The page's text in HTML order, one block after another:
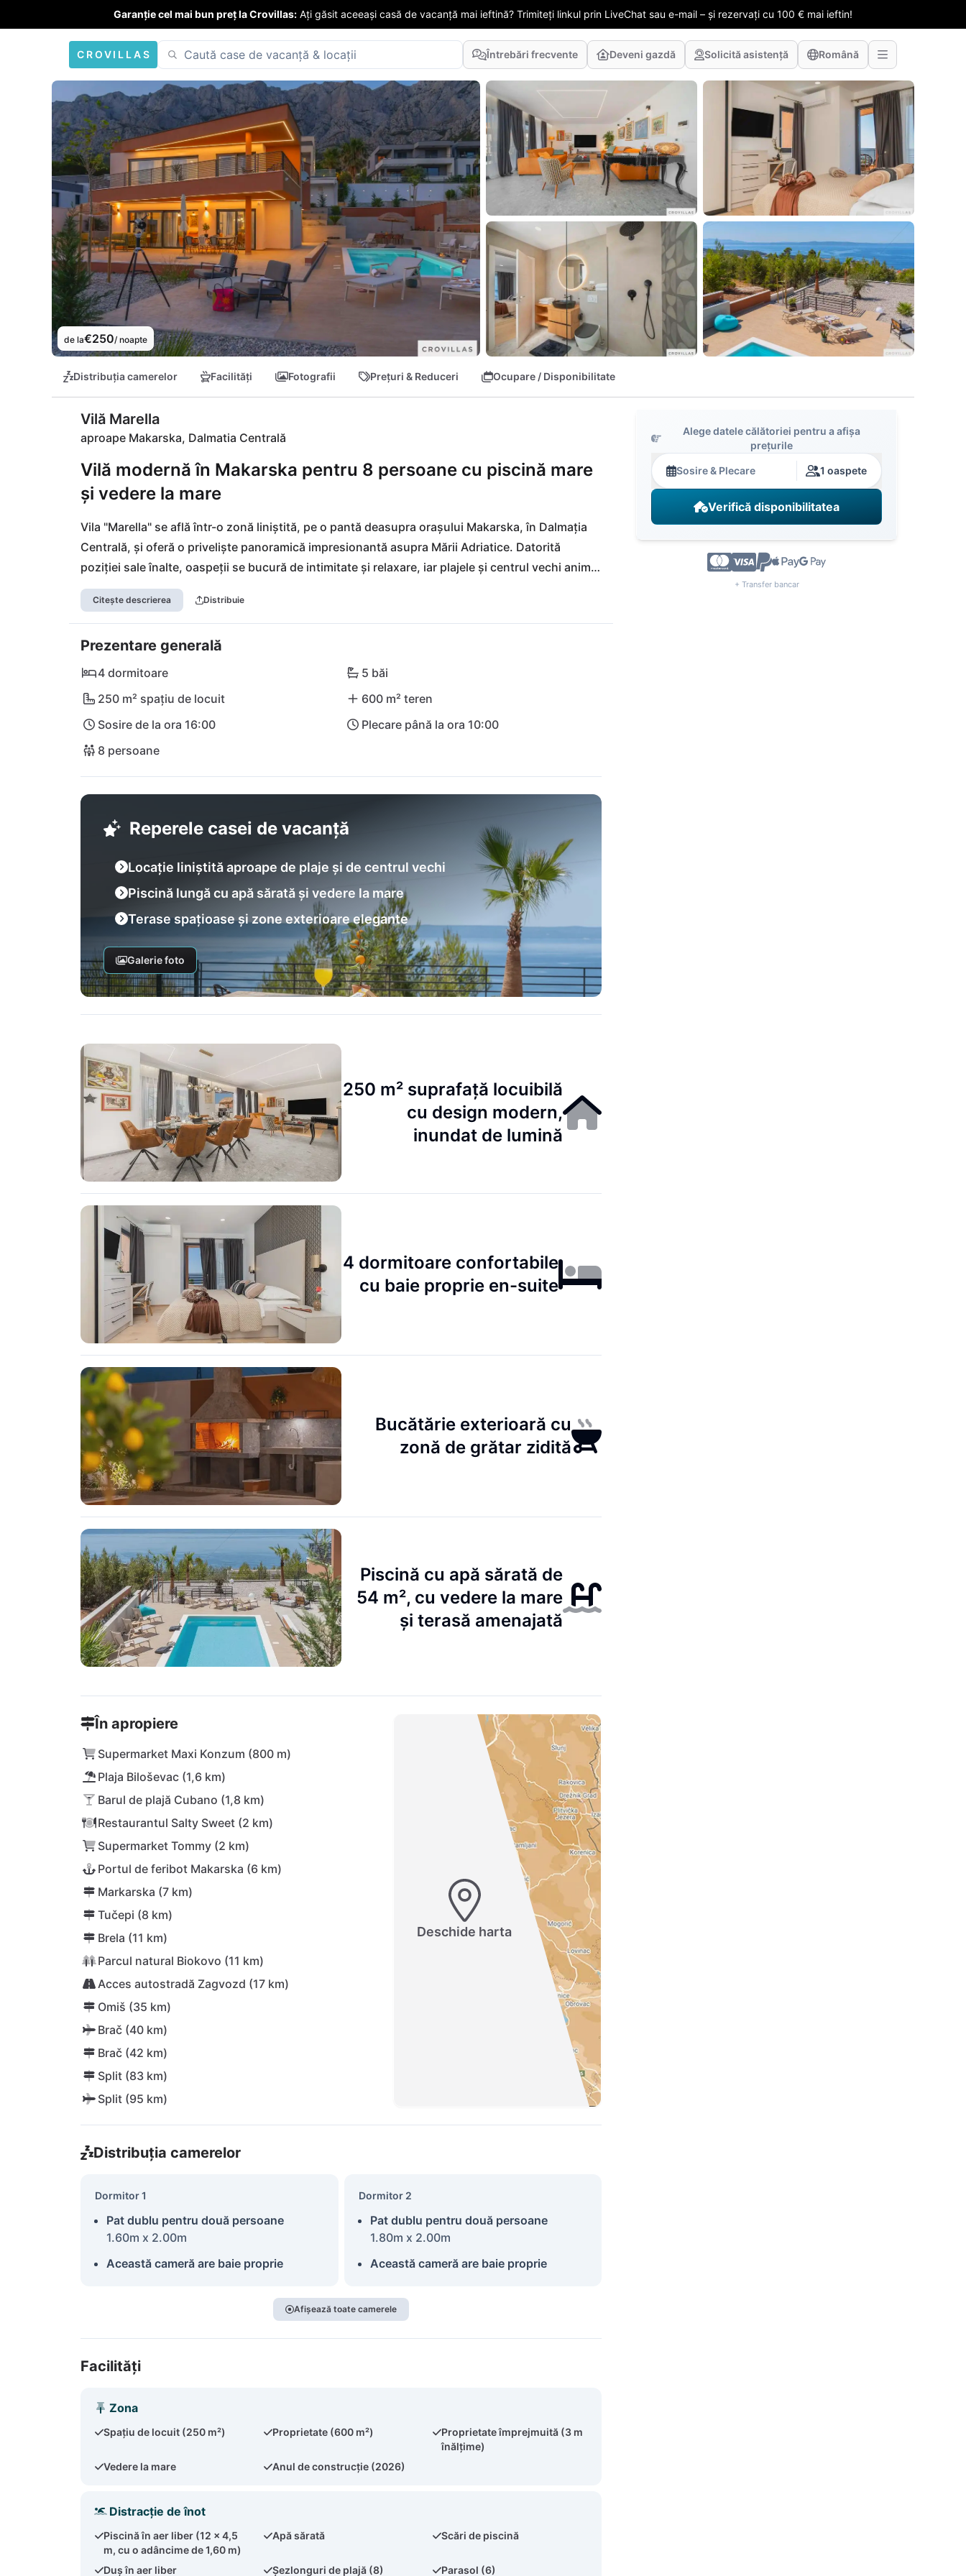
Garanție cel mai bun preț la Crovillas: Ați găsit aceeași casă de vacanță mai ieftină? Trimiteți linkul prin LiveChat sau e-mail – și rezervați cu 100 € mai ieftin!
CROVILLAS Întrebări frecvente Deveni gazdă Solicită asistență Română
de la€250/ noapte
Distribuția camerelor Facilități Fotografii Prețuri & Reduceri Ocupare / Disponibilitate
Vilă Marella
aproape Makarska, Dalmatia Centrală
Vilă modernă în Makarska pentru 8 persoane cu piscină mare
și vedere la mare
Vila "Marella" se află într-o zonă liniștită, pe o pantă deasupra orașului Makarska, în Dalmația
Centrală, și oferă o priveliște panoramică impresionantă asupra Mării Adriatice. Datorită
poziției sale înalte, oaspeții se bucură de intimitate și relaxare, iar plajele și centrul vechi animat
al orașului Makarska, cu restaurante și cafenele, sunt ușor accesibile în scurt timp.
Citește descrierea Distribuie
Prezentare generală
4 dormitoare
5 băi
250 m² spațiu de locuit
600 m² teren
Sosire de la ora 16:00
Plecare până la ora 10:00
8 persoane
Reperele casei de vacanță
Locație liniștită aproape de plaje și de centrul vechi
Piscină lungă cu apă sărată și vedere la mare
Terase spațioase și zone exterioare elegante
Galerie foto
250 m² suprafață locuibilă
cu design modern,
inundat de lumină
4 dormitoare confortabile
cu baie proprie en-suite
Bucătărie exterioară cu
zonă de grătar zidită
Piscină cu apă sărată de
54 m², cu vedere la mare
și terasă amenajată
În apropiere
Supermarket Maxi Konzum (800 m)
Plaja Biloševac (1,6 km)
Barul de plajă Cubano (1,8 km)
Restaurantul Salty Sweet (2 km)
Supermarket Tommy (2 km)
Portul de feribot Makarska (6 km)
Markarska (7 km)
Tučepi (8 km)
Brela (11 km)
Parcul natural Biokovo (11 km)
Acces autostradă Zagvozd (17 km)
Omiš (35 km)
Brač (40 km)
Brač (42 km)
Split (83 km)
Split (95 km)
Deschide harta
Distribuția camerelor
Dormitor 1
Pat dublu pentru două persoane
1.60m x 2.00m
Această cameră are baie proprie
Dormitor 2
Pat dublu pentru două persoane
1.80m x 2.00m
Această cameră are baie proprie
Afișează toate camerele
Facilități
Zona
Spațiu de locuit (250 m²) Proprietate (600 m²)
Proprietate împrejmuită (3 m
înălțime)
Vedere la mare
Anul de construcție (2026)
Distracție de înot
Piscină în aer liber (12 x 4,5
m, cu o adâncime de 1,60 m)
Apă sărată Scări de piscină
Duș în aer liber Șezlonguri de plajă (8) Parasol (6)
Alege datele călătoriei pentru a afișa
prețurile
Sosire & Plecare 1 oaspete
Verifică disponibilitatea
+ Transfer bancar